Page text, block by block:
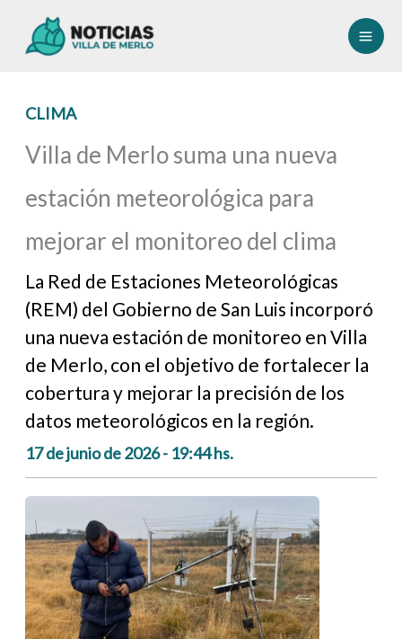
CLIMA
Villa de Merlo suma una nueva
estación meteorológica para
mejorar el monitoreo del clima
La Red de Estaciones Meteorológicas
(REM) del Gobierno de San Luis incorporó
una nueva estación de monitoreo en Villa
de Merlo, con el objetivo de fortalecer la
cobertura y mejorar la precisión de los
datos meteorológicos en la región.
17 de junio de 2026 - 19:44 hs.